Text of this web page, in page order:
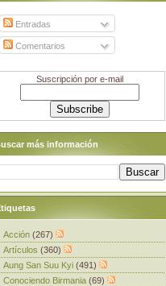
Entradas
Comentarios
Suscripción por e-mail
más información
Acción (267)
Artículos (360)
Aung San Suu Kyi (491)
Conociendo Birmania (69)